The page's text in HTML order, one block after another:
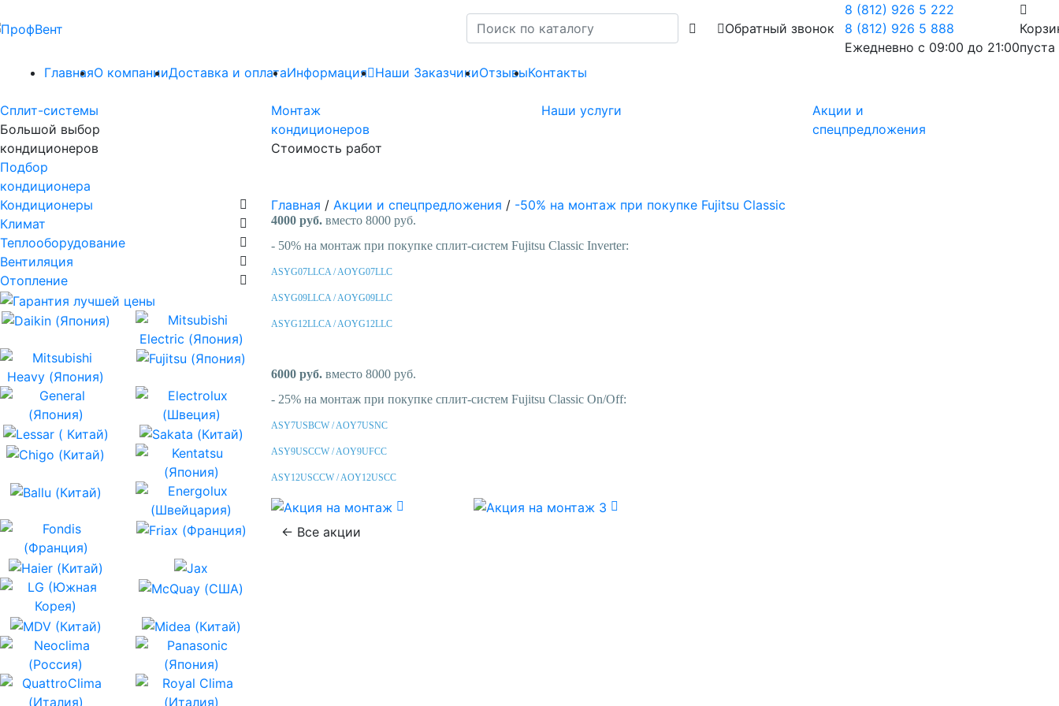
Обратный звонок
8 (812) 926 5 222
8 (812) 926 5 888
Ежедневно с 09:00 до 21:00пуста
ГлавнаяО компанииДоставка и оплатаИнформация Наши ЗаказчикиОтзывыКонтакты
Сплит-системы
Большой выбор
кондиционеров
Монтаж
кондиционеров
Стоимость работ
Наши услуги
Акции и
спецпредложения
Подбор
кондиционера
Кондиционеры
Климат
Теплооборудование
Вентиляция
Отопление
Главная / Акции и спецпредложения / -50% на монтаж при покупке Fujitsu Classic
4000 руб.вместо 8000 руб.
- 50% на монтаж при покупке сплит-систем Fujitsu Classic Inverter:
ASYG07LLCA / AOYG07LLC
ASYG09LLCA / AOYG09LLC
ASYG12LLCA / AOYG12LLC
6000 руб. вместо 8000 руб.
- 25% на монтаж при покупке сплит-систем Fujitsu Classic On/Off:
ASY7USBCW / AOY7USNC
ASY9USCCW / AOY9UFCC
ASY12USCCW / AOY12USCC
← Все акции